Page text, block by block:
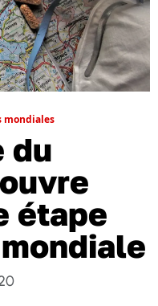
mondiales
du
étape